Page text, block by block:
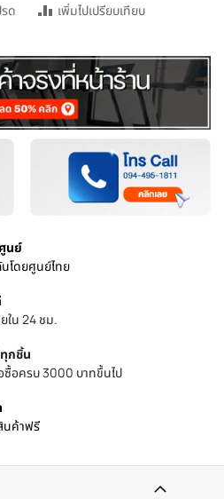
ด เพิ่มไปเปรียบเทียบ
นย์
นโดยศูนย์ไทย
ใน 24 ชม.
กชิ้น
ซื้อครบ 3000 บาทขึ้นไป
นค้าฟรี